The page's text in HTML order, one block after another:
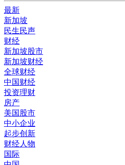
最新
新加坡
民生民声
财经
新加坡股市
新加坡财经
全球财经
中国财经
投资理财
房产
美国股市
中小企业
起步创新
财经人物
国际